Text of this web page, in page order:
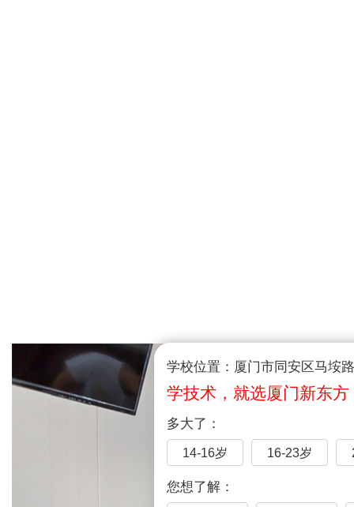
学校位置：厦门市同安区马垵
学技术，就选厦门新东方
多大了：
14-16岁 16-23岁
您想了解：